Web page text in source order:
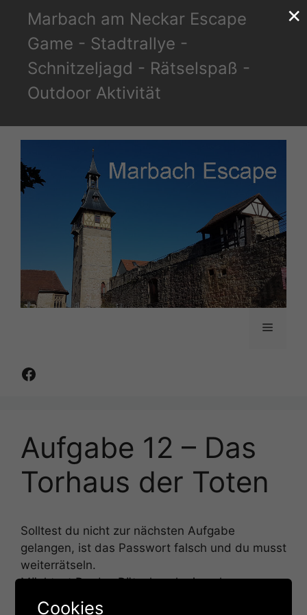
Inhalt
springen
Marbach am Neckar Escape
Game - Stadtrallye -
Schnitzeljagd - Rätselspaß -
Outdoor Aktivität
Menü
Facebook
Aufgabe 12 – Das
Torhaus der Toten
Solltest du nicht zur nächsten Aufgabe
gelangen, ist das Passwort falsch und du musst
weiterrätseln.
Möchtest Du das Rätsel noch einmal
anschauen, dann scrolle nach unten und klicke
×
Cookies